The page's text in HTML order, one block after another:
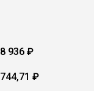
8 936 ₽
744,71 ₽